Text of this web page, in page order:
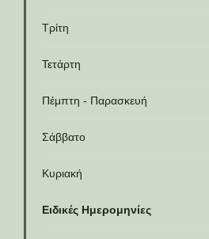
Τρίτη
Τετάρτη
Πέμπτη - Παρασκευή
Σάββατο
Κυριακή
Ειδικές Ημερομηνίες